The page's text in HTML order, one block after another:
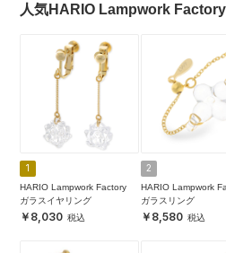
人気HARIO Lampwork
1
HARIO Lampwork Factory
ガラスイヤリング
8,030
2
HARIO Lampwork
ガラスリング
8,580